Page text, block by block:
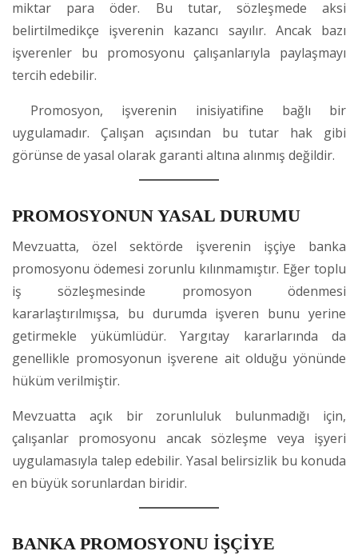
miktar para öder. Bu tutar, sözleşmede aksi
belirtilmedikçe işverenin kazancı sayılır. Ancak bazı
işverenler bu promosyonu çalışanlarıyla paylaşmayı
tercih edebilir.
Promosyon, işverenin inisiyatifine bağlı bir
uygulamadır. Çalışan açısından bu tutar hak gibi
görünse de yasal olarak garanti altına alınmış değildir.
PROMOSYONUN YASAL DURUMU
Mevzuatta, özel sektörde işverenin işçiye banka
promosyonu ödemesi zorunlu kılınmamıştır. Eğer toplu
iş sözleşmesinde promosyon ödenmesi
kararlaştırılmışsa, bu durumda işveren bunu yerine
getirmekle yükümlüdür. Yargıtay kararlarında da
genellikle promosyonun işverene ait olduğu yönünde
hüküm verilmiştir.
Mevzuatta açık bir zorunluluk bulunmadığı için,
çalışanlar promosyonu ancak sözleşme veya işyeri
uygulamasıyla talep edebilir. Yasal belirsizlik bu konuda
en büyük sorunlardan biridir.
BANKA PROMOSYONU İŞÇİYE